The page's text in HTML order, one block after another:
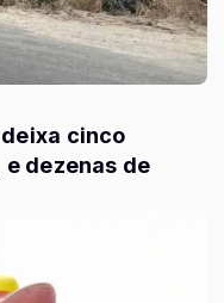
cinco
dezenas de